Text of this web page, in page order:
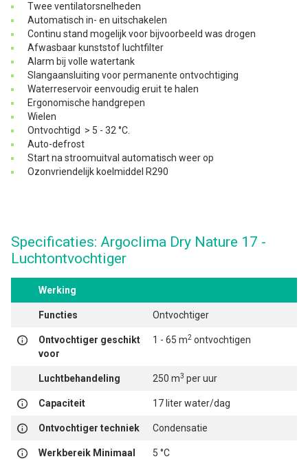
Twee ventilatorsnelheden
Automatisch in- en uitschakelen
Continu stand mogelijk voor bijvoorbeeld was drogen
Afwasbaar kunststof luchtfilter
Alarm bij volle watertank
Slangaansluiting voor permanente ontvochtiging
Waterreservoir eenvoudig eruit te halen
Ergonomische handgrepen
Wielen
Ontvochtigd > 5 - 32 °C.
Auto-defrost
Start na stroomuitval automatisch weer op
Ozonvriendelijk koelmiddel R290
Specificaties: Argoclima Dry Nature 17 -
Luchtontvochtiger
Werking
Functies Ontvochtiger
Ontvochtiger geschikt
voor
1 - 65 m2 ontvochtigen
Luchtbehandeling 250 m3 per uur
Capaciteit 17 liter water/dag
Ontvochtiger techniek Condensatie
Werkbereik Minimaal 5 °C